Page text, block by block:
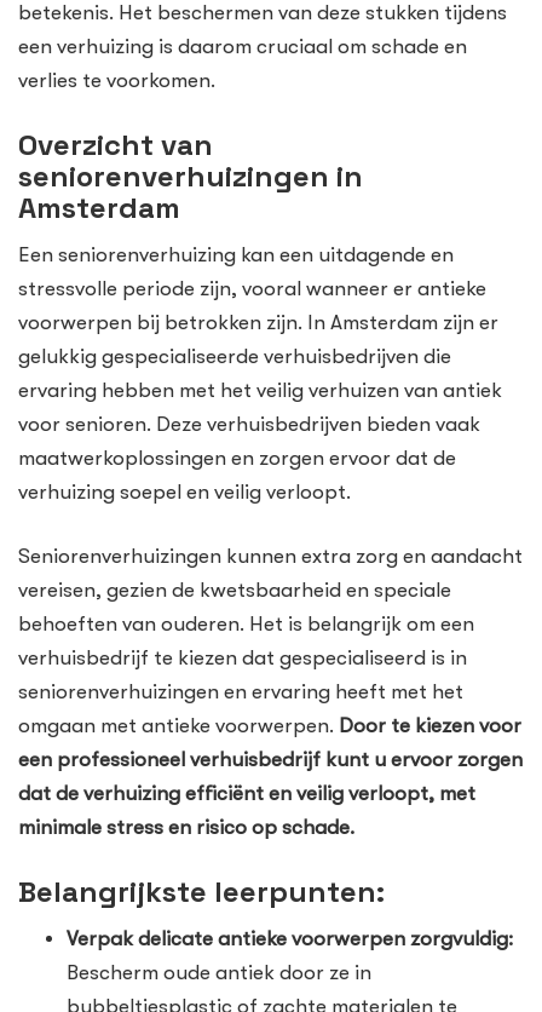
betekenis. Het beschermen van deze stukken tijdens
een verhuizing is daarom cruciaal om schade en
verlies te voorkomen.
Overzicht van
seniorenverhuizingen in
Amsterdam
Een seniorenverhuizing kan een uitdagende en
stressvolle periode zijn, vooral wanneer er antieke
voorwerpen bij betrokken zijn. In Amsterdam zijn er
gelukkig gespecialiseerde verhuisbedrijven die
ervaring hebben met het veilig verhuizen van antiek
voor senioren. Deze verhuisbedrijven bieden vaak
maatwerkoplossingen en zorgen ervoor dat de
verhuizing soepel en veilig verloopt.
Seniorenverhuizingen kunnen extra zorg en aandacht
vereisen, gezien de kwetsbaarheid en speciale
behoeften van ouderen. Het is belangrijk om een
verhuisbedrijf te kiezen dat gespecialiseerd is in
seniorenverhuizingen en ervaring heeft met het
omgaan met antieke voorwerpen. Door te kiezen voor
een professioneel verhuisbedrijf kunt u ervoor zorgen
dat de verhuizing efficiënt en veilig verloopt, met
minimale stress en risico op schade.
Belangrijkste leerpunten:
Verpak delicate antieke voorwerpen zorgvuldig:
Bescherm oude antiek door ze in
bubbeltjesplastic of zachte materialen te